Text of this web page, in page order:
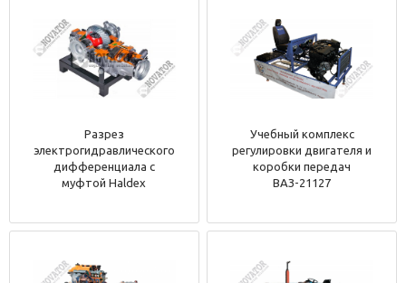
Разрез
электрогидравлического
дифференциала с
муфтой Haldex
Учебный комплекс
регулировки двигателя и
коробки передач
ВАЗ-21127